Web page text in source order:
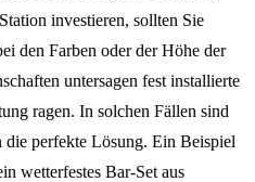
investieren, sollten Sie
den Farben oder der Höhe der
untersagen fest installierte
ragen. In solchen Fällen sind
die perfekte Lösung. Ein Beispiel
wetterfestes Bar-Set aus